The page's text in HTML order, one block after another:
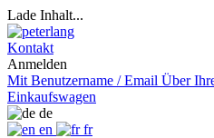
Lade Inhalt...
Kontakt
Anmelden
Mit Benutzername / Email Über
Einkaufswagen
de
en
fr